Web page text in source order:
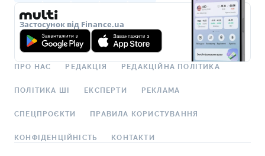
Застосунок від Finance.ua
ПРО НАС РЕДАКЦІЯ РЕДАКЦІЙНА ПОЛІТИКА
ПОЛІТИКА ШІ ЕКСПЕРТИ РЕКЛАМА
СПЕЦПРОЄКТИ ПРАВИЛА КОРИСТУВАННЯ
КОНФІДЕНЦІЙНІСТЬ КОНТАКТИ